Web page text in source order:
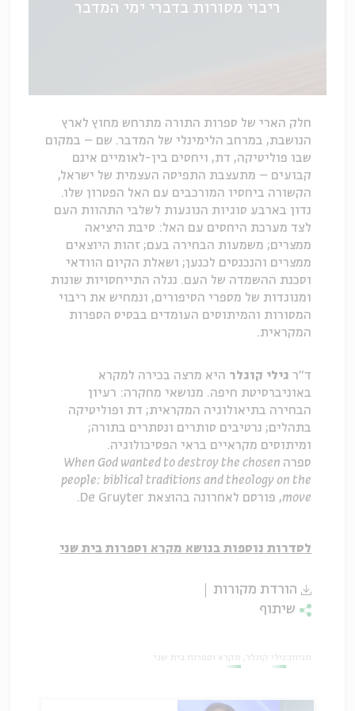
ריבוי מסורות בדברי ימי המדבר
חלק הארי של ספרות התורה מתרחש מחוץ לארץ
הנושבת, במרחב הלימינלי של המדבר. שם – במקום
שבו פוליטיקה, דת, ויחסים בין-לאומיים אינם
קבועים – מתעצבת התפיסה העצמית של ישראל,
הקשורה ביחסיו המורכבים עם האל הפטרון שלו.
נדון בארבע סוגיות הנוגעות לשלבי התהוות העם
לצד מערכת היחסים עם האל: סיבת היציאה
ממצרים; משמעות הבחירה בעם; זהות היוצאים
ממצרים והנכנסים לכנען; ושאלת הקיום הוודאי
וסכנת ההשמדה של העם. נגלה התייחסויות שונות
ומנוגדות של מספרי הסיפורים, ונמחיש את ריבוי
המסורות והמיתוסים העומדים בבסיס הספרות
המקראית.
ד"ר גילי קוגלר היא מרצה בכירה למקרא
באוניברסיטת חיפה. מנושאי מחקרה: רעיון
הבחירה בתיאולוגיה המקראית; דת ופוליטיקה
בתהלים; נרטיבים סותרים ונסתרים בתורה;
ומיתוסים מקראיים בראי הפסיכולוגיה.
ספרה When God wanted to destroy the chosen
people: biblical traditions and theology on the
move, פורסם לאחרונה בהוצאת De Gruyter
.
לסדרות נוספות בנושא מקרא וספרות בית שני
הורדת מקורות
שיתוף
תגיות:גילי קוגלר מקרא וספרות בית שני